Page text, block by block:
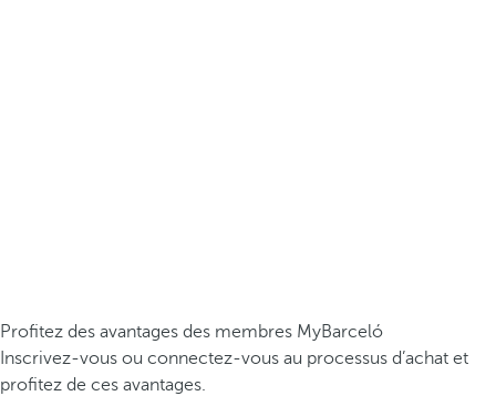
Profitez des avantages des membres MyBarceló
Inscrivez-vous ou connectez-vous au processus d’achat et
profitez de ces avantages.